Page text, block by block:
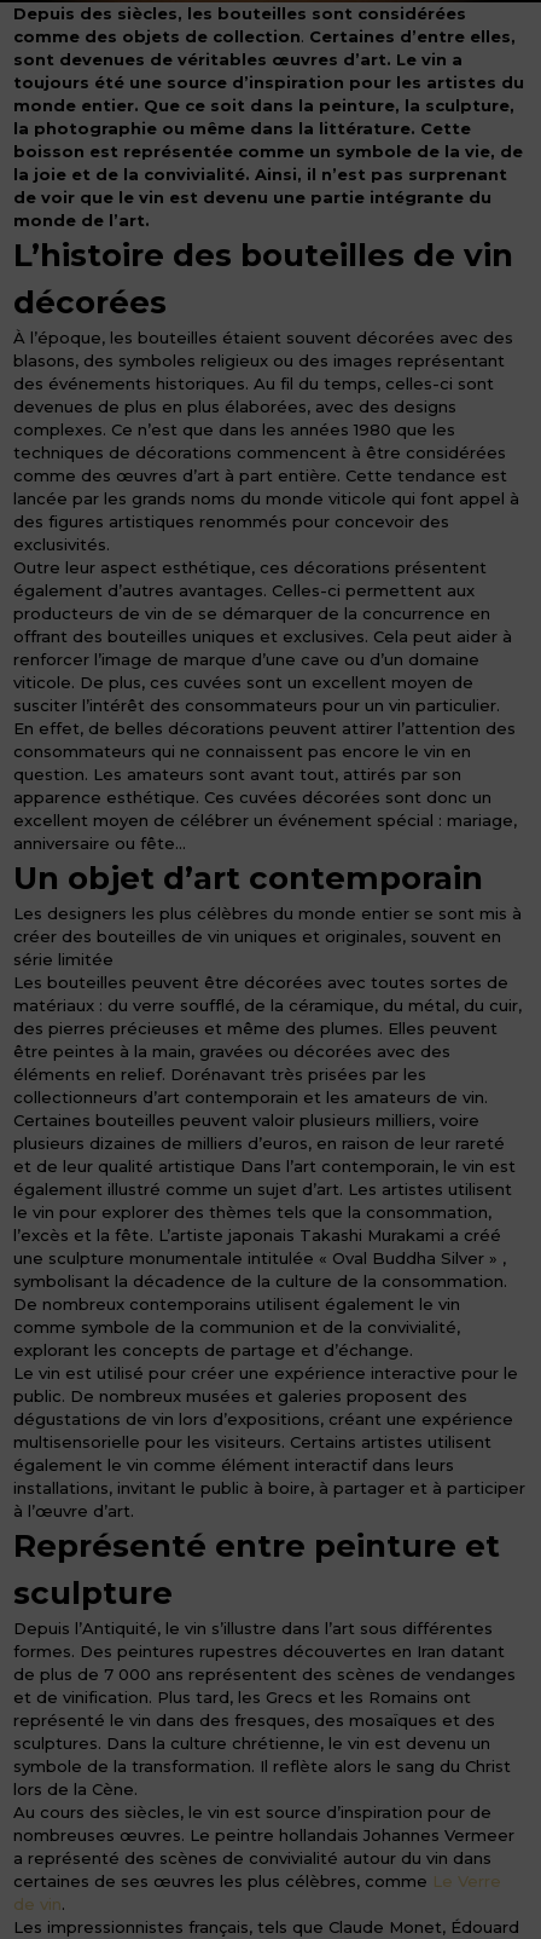
Depuis des siècles, les bouteilles sont considérées
comme des objets de collection. Certaines d’entre elles,
sont devenues de véritables œuvres d’art. Le vin a
toujours été une source d’inspiration pour les artistes du
monde entier. Que ce soit dans la peinture, la sculpture,
la photographie ou même dans la littérature. Cette
boisson est représentée comme un symbole de la vie, de
la joie et de la convivialité. Ainsi, il n’est pas surprenant
de voir que le vin est devenu une partie intégrante du
monde de l’art.
L’histoire des bouteilles de vin
décorées
À l’époque, les bouteilles étaient souvent décorées avec des
blasons, des symboles religieux ou des images représentant
des événements historiques. Au fil du temps, celles-ci sont
devenues de plus en plus élaborées, avec des designs
complexes. Ce n’est que dans les années 1980 que les
techniques de décorations commencent à être considérées
comme des œuvres d’art à part entière. Cette tendance est
lancée par les grands noms du monde viticole qui font appel à
des figures artistiques renommés pour concevoir des
exclusivités.
Outre leur aspect esthétique, ces décorations présentent
également d’autres avantages. Celles-ci permettent aux
producteurs de vin de se démarquer de la concurrence en
offrant des bouteilles uniques et exclusives. Cela peut aider à
renforcer l’image de marque d’une cave ou d’un domaine
viticole. De plus, ces cuvées sont un excellent moyen de
susciter l’intérêt des consommateurs pour un vin particulier.
En effet, de belles décorations peuvent attirer l’attention des
consommateurs qui ne connaissent pas encore le vin en
question. Les amateurs sont avant tout, attirés par son
apparence esthétique. Ces cuvées décorées sont donc un
excellent moyen de célébrer un événement spécial : mariage,
anniversaire ou fête…
Un objet d’art contemporain
Les designers les plus célèbres du monde entier se sont mis à
créer des bouteilles de vin uniques et originales, souvent en
série limitée
Les bouteilles peuvent être décorées avec toutes sortes de
matériaux : du verre soufflé, de la céramique, du métal, du cuir,
des pierres précieuses et même des plumes. Elles peuvent
être peintes à la main, gravées ou décorées avec des
éléments en relief. Dorénavant très prisées par les
collectionneurs d’art contemporain et les amateurs de vin.
Certaines bouteilles peuvent valoir plusieurs milliers, voire
plusieurs dizaines de milliers d’euros, en raison de leur rareté
et de leur qualité artistique Dans l’art contemporain, le vin est
également illustré comme un sujet d’art. Les artistes utilisent
le vin pour explorer des thèmes tels que la consommation,
l’excès et la fête. L’artiste japonais Takashi Murakami a créé
une sculpture monumentale intitulée « Oval Buddha Silver » ,
symbolisant la décadence de la culture de la consommation.
De nombreux contemporains utilisent également le vin
comme symbole de la communion et de la convivialité,
explorant les concepts de partage et d’échange.
Le vin est utilisé pour créer une expérience interactive pour le
public. De nombreux musées et galeries proposent des
dégustations de vin lors d’expositions, créant une expérience
multisensorielle pour les visiteurs. Certains artistes utilisent
également le vin comme élément interactif dans leurs
installations, invitant le public à boire, à partager et à participer
à l’œuvre d’art.
Représenté entre peinture et
sculpture
Depuis l’Antiquité, le vin s’illustre dans l’art sous différentes
formes. Des peintures rupestres découvertes en Iran datant
de plus de 7 000 ans représentent des scènes de vendanges
et de vinification. Plus tard, les Grecs et les Romains ont
représenté le vin dans des fresques, des mosaïques et des
sculptures. Dans la culture chrétienne, le vin est devenu un
symbole de la transformation. Il reflète alors le sang du Christ
lors de la Cène.
Au cours des siècles, le vin est source d’inspiration pour de
nombreuses œuvres. Le peintre hollandais Johannes Vermeer
a représenté des scènes de convivialité autour du vin dans
certaines de ses œuvres les plus célèbres, comme Le Verre
de vin.
Les impressionnistes français, tels que Claude Monet, Édouard